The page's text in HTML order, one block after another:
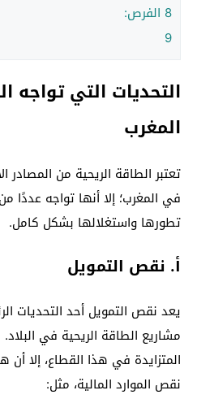
8 الفرص:
9
التحديات التي تواجه
المغرب
تعتبر الطاقة الريحية من المصادر
في المغرب؛ إلا أنها تواجه عددًا
تطورها واستغلالها بشكل كامل.
أ. نقص التمويل
يعد نقص التمويل أحد التحديات
مشاريع الطاقة الريحية في البلاد.
المتزايدة في هذا القطاع، إلا
نقص الموارد المالية، مثل: